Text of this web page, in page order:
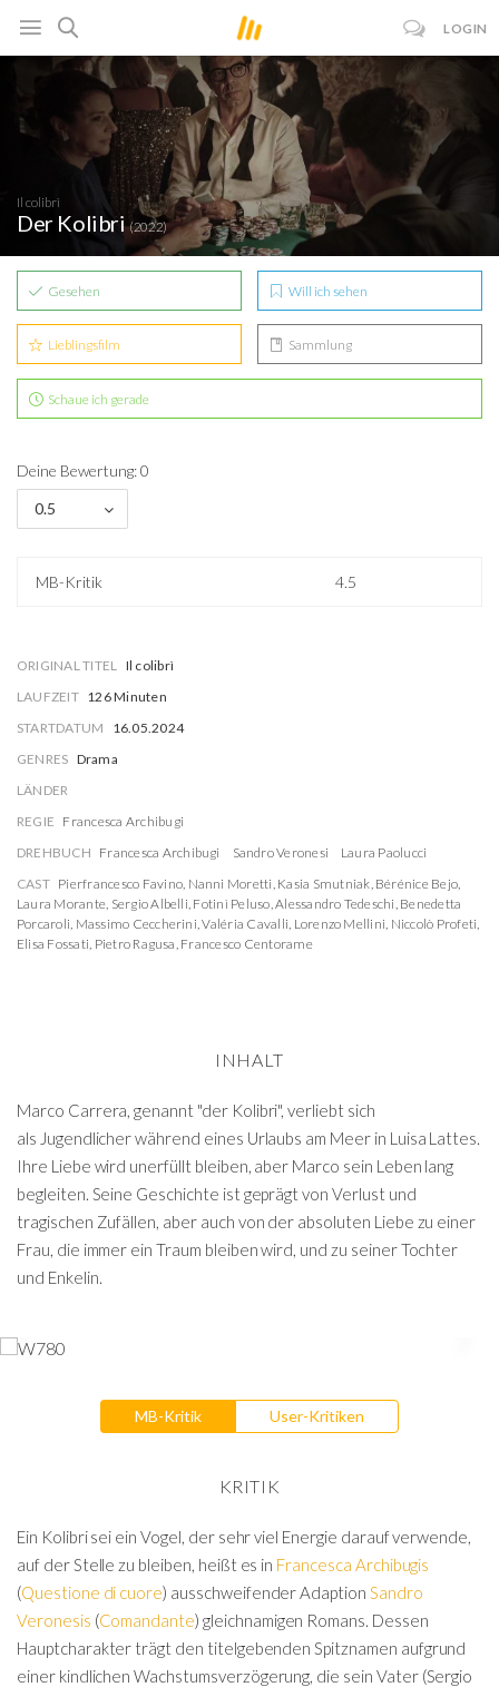
LOGIN
Il colibrì
Der Kolibri(2022)
Gesehen Will ich sehen
Lieblingsfilm Sammlung
Schaue ich gerade
Deine Bewertung: 0
0.5
MB-Kritik 4.5
ORIGINAL TITEL Il colibrì
LAUFZEIT 126 Minuten
STARTDATUM
16.05.2024
GENRES Drama
LÄNDER
REGIE Francesca Archibugi
DREHBUCH Francesca Archibugi Sandro Veronesi
Laura Paolucci
CAST Pierfrancesco Favino, Nanni Moretti, Kasia Smutniak, Bérénice Bejo,
Laura Morante, Sergio Albelli, Fotinì Peluso,Alessandro Tedeschi, Benedetta
Porcaroli, Massimo Ceccherini,Valéria Cavalli, Lorenzo Mellini, Niccolò Profeti,
Elisa Fossati, Pietro Ragusa, Francesco Centorame
INHALT
Marco Carrera, genannt "der Kolibri", verliebt sich
als Jugendlicher während eines Urlaubs am Meer in Luisa Lattes.
Ihre Liebe wird unerfüllt bleiben, aber Marco sein Leben lang
begleiten. Seine Geschichte ist geprägt von Verlust und
tragischen Zufällen, aber auch von der absoluten Liebe zu einer
Frau, die immer ein Traum bleiben wird, und zu seiner Tochter
und Enkelin.
MB-Kritik User-Kritiken
KRITIK
Ein Kolibri sei ein Vogel, der sehr viel Energie darauf verwende,
auf der Stelle zu bleiben, heißt es in Francesca Archibugis
(Questione di cuore) ausschweifender Adaption Sandro
Veronesis (Comandante) gleichnamigen Romans. Dessen
Hauptcharakter trägt den titelgebenden Spitznamen aufgrund
einer kindlichen Wachstumsverzögerung, die sein Vater (Sergio